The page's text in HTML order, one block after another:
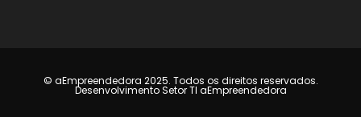
© aEmpreendedora 2025. Todos os direitos reservados.
Desenvolvimento Setor TI aEmpreendedora